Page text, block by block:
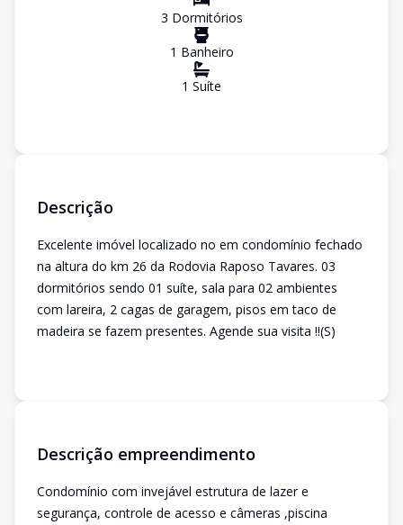
3 Dormitórios
1 Banheiro
1 Suíte
Descrição
Excelente imóvel localizado no em condomínio fechado
na altura do km 26 da Rodovia Raposo Tavares. 03
dormitórios sendo 01 suíte, sala para 02 ambientes
com lareira, 2 cagas de garagem, pisos em taco de
madeira se fazem presentes. Agende sua visita !!(S)
Descrição empreendimento
Condomínio com invejável estrutura de lazer e
segurança, controle de acesso e câmeras ,piscina